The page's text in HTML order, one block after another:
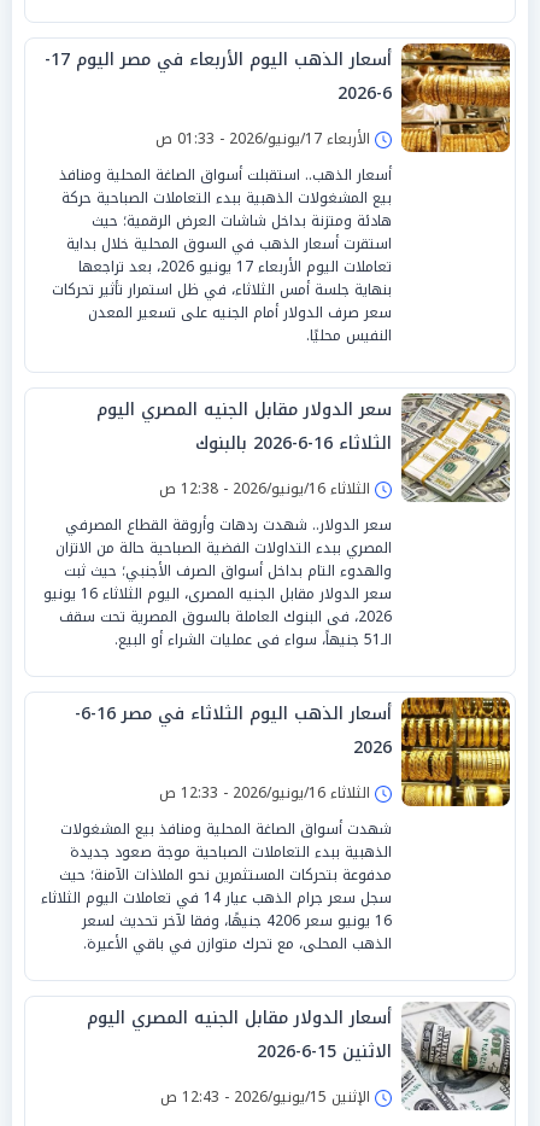
أسعار الذهب اليوم الأربعاء في مصر اليوم 17-
6-2026
الأربعاء 17/يونيو/2026 - 01:33 ص
أسعار الذهب.. استقبلت أسواق الصاغة المحلية ومنافذ
بيع المشغولات الذهبية ببدء التعاملات الصباحية حركة
هادئة ومتزنة بداخل شاشات العرض الرقمية؛ حيث
استقرت أسعار الذهب في السوق المحلية خلال بداية
تعاملات اليوم الأربعاء 17 يونيو 2026، بعد تراجعها
بنهاية جلسة أمس الثلاثاء، في ظل استمرار تأثير تحركات
سعر صرف الدولار أمام الجنيه على تسعير المعدن
النفيس محليًا.
سعر الدولار مقابل الجنيه المصري اليوم
الثلاثاء 16-6-2026 بالبنوك
الثلاثاء 16/يونيو/2026 - 12:38 ص
سعر الدولار.. شهدت ردهات وأروقة القطاع المصرفي
المصري ببدء التداولات الفضية الصباحية حالة من الاتزان
والهدوء التام بداخل أسواق الصرف الأجنبي؛ حيث ثبت
سعر الدولار مقابل الجنيه المصرى، اليوم الثلاثاء 16 يونيو
2026، فى البنوك العاملة بالسوق المصرية تحت سقف
الـ51 جنيهاً، سواء فى عمليات الشراء أو البيع.
أسعار الذهب اليوم الثلاثاء في مصر 16-6-
2026
الثلاثاء 16/يونيو/2026 - 12:33 ص
شهدت أسواق الصاغة المحلية ومنافذ بيع المشغولات
الذهبية ببدء التعاملات الصباحية موجة صعود جديدة
مدفوعة بتحركات المستثمرين نحو الملاذات الآمنة؛ حيث
سجل سعر جرام الذهب عيار 14 في تعاملات اليوم الثلاثاء
16 يونيو سعر 4206 جنيهًا، وفقا لآخر تحديث لسعر
الذهب المحلى، مع تحرك متوازن في باقي الأعيرة.
أسعار الدولار مقابل الجنيه المصري اليوم
الاثنين 15-6-2026
الإثنين 15/يونيو/2026 - 12:43 ص